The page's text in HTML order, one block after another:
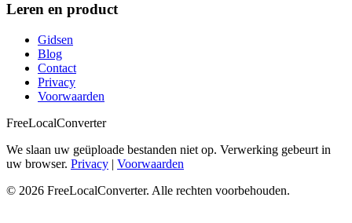
Leren en product
Gidsen
Blog
Contact
Privacy
Voorwaarden
FreeLocalConverter
We slaan uw geüploade bestanden niet op. Verwerking gebeurt in
uw browser. Privacy | Voorwaarden
© 2026 FreeLocalConverter. Alle rechten voorbehouden.